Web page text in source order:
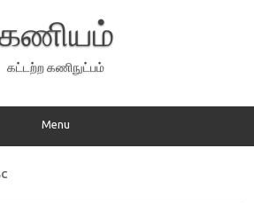
கட்டற்ற கணிநுட்பம்
Menu